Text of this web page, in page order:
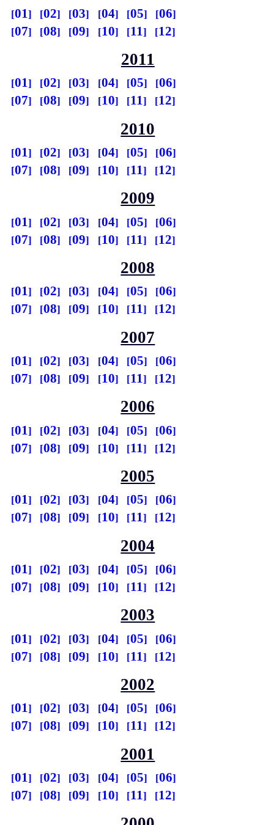
01 02 03 04 05
06
07
08 09 10 11 12
2011
01 02 03 04 05
06
07
08 09 10 11 12
2010
01 02 03 04 05
06
07
08 09 10 11 12
2009
01 02 03 04 05
06
07
08 09 10 11 12
2008
01 02 03 04 05
06
07
08 09 10 11 12
2007
01 02 03 04 05
06
07
08 09 10 11 12
2006
01 02 03 04 05
06
07
08 09 10 11 12
2005
01 02 03 04 05
06
07
08 09 10 11 12
2004
01 02 03 04 05
06
07
08 09 10 11 12
2003
01 02 03 04 05
06
07
08 09 10 11 12
2002
01 02 03 04 05
06
07
08 09 10 11 12
2001
01 02 03 04 05
06
07
08 09 10 11 12